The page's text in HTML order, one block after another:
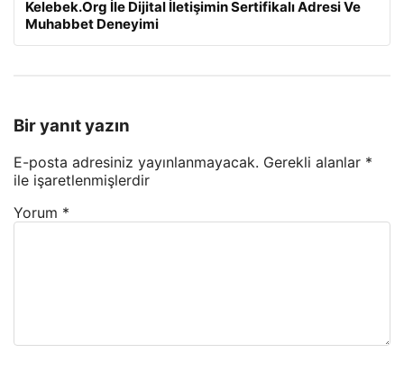
Kelebek.Org İle Dijital İletişimin Sertifikalı Adresi Ve
Muhabbet Deneyimi
Bir yanıt yazın
E-posta adresiniz yayınlanmayacak. Gerekli alanlar *
ile işaretlenmişlerdir
Yorum *